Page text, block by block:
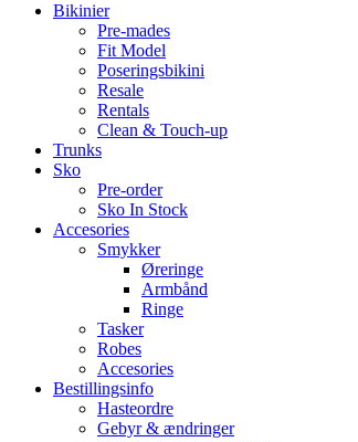
Bikinier
Pre-mades
Fit Model
Poseringsbikini
Resale
Rentals
Clean & Touch-up
Trunks
Sko
Pre-order
Sko In Stock
Accesories
Smykker
Øreringe
Armbånd
Ringe
Tasker
Robes
Accesories
Bestillingsinfo
Hasteordre
Gebyr & ændringer